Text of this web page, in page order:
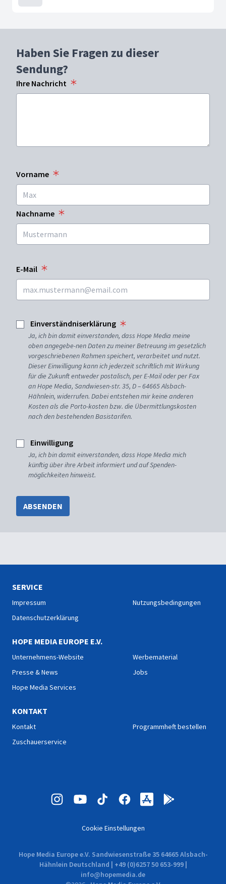
Haben Sie Fragen zu dieser
Sendung?
Ihre Nachricht
Vorname
Nachname
E-Mail
Einverständniserklärung
Ja, ich bin damit einverstanden, dass Hope Media meine
oben angegebe-nen Daten zu meiner Betreuung im gesetzlich
vorgeschriebenen Rahmen speichert, verarbeitet und nutzt.
Dieser Einwilligung kann ich jederzeit schriftlich mit Wirkung
für die Zukunft entweder postalisch, per E-Mail oder per Fax
an Hope Media, Sandwiesen-str. 35, D – 64665 Alsbach-
Hähnlein, widerrufen. Dabei entstehen mir keine anderen
Kosten als die Porto-kosten bzw. die Übermittlungskosten
nach den bestehenden Basistarifen.
Einwilligung
Ja, ich bin damit einverstanden, dass Hope Media mich
künftig über ihre Arbeit informiert und auf Spenden-
möglichkeiten hinweist.
ABSENDEN
SERVICE
Impressum
Datenschutzerklärung
Nutzungsbedingungen
HOPE MEDIA EUROPE E.V.
Unternehmens-Website
Presse & News
Hope Media Services
Werbematerial
Jobs
KONTAKT
Kontakt
Zuschauerservice
Programmheft bestellen
Cookie Einstellungen
Hope Media Europe e.V. Sandwiesenstraße 35 64665 Alsbach-
Hähnlein Deutschland | +49 (0)6257 50 653-999 |
info@hopemedia.de